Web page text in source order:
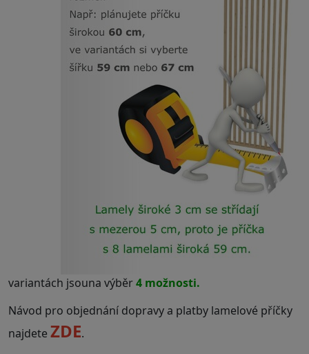
variantách jsouna výběr4 možnosti.
Návod pro objednání dopravy a platby lamelové příčky
najdete ZDE.